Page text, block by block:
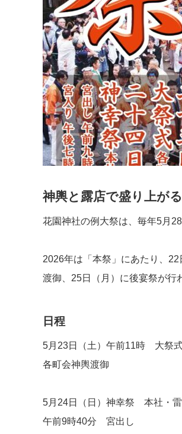
神輿と露店で盛り上が
花園神社の例大祭は、毎年5月
2026年は「本祭」にあたり、
渡御、25日（月）に後宴祭が行
日程
5月23日（土）午前11時 大祭
各町会神輿渡御
5月24日（日）神幸祭 本社・
午前9時40分 宮出し